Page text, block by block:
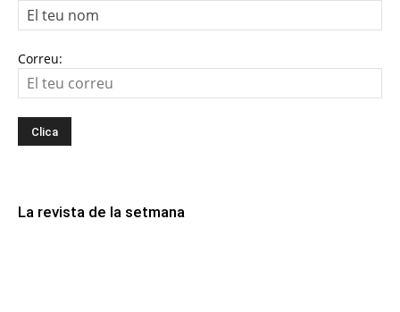
Correu:
La revista de la setmana